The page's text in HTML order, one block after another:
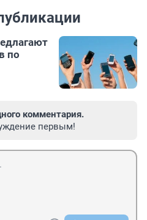
по
комментария.
первым!